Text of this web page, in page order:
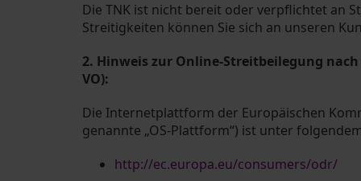
Die TNK ist nicht bereit oder verpflichtet an
Streitigkeiten können Sie sich an unseren
2. Hinweis zur Online-Streitbeilegung
VO):
Die Internetplattform der Europäischen
genannte „OS-Plattform“) ist unter
http://ec.europa.eu/consumers/odr/